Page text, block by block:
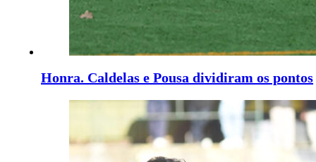
Honra. Caldelas e Pousa dividiram os pontos